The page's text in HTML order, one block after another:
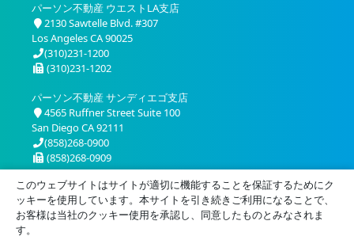
パーソン不動産 ウエストLA支店
2130 Sawtelle Blvd. #307
Los Angeles CA 90025
(310)231-1200
(310)231-1202
パーソン不動産 サンディエゴ支店
4565 Ruffner Street Suite 100
San Diego CA 92111
(858)268-0900
(858)268-0909
このウェブサイトはサイトが適切に機能することを保証するためにク
ッキーを使用しています。本サイトを引き続きご利用になることで、
お客様は当社のクッキー使用を承認し、同意したものとみなされま
す。